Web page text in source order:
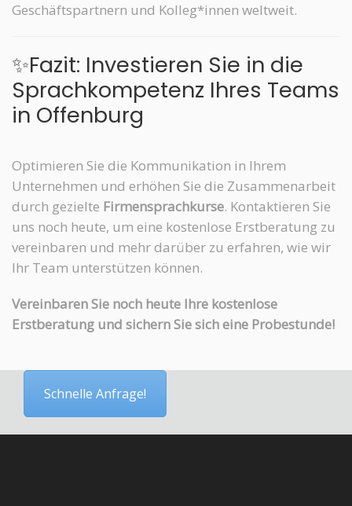
Geschäftspartnern und Kolleg*innen weltweit.
✨Fazit: Investieren Sie in die
Sprachkompetenz Ihres Teams
in Offenburg
Optimieren Sie die Kommunikation in Ihrem
Unternehmen und erhöhen Sie die Zusammenarbeit
durch gezielte Firmensprachkurse. Kontaktieren Sie
uns noch heute, um eine kostenlose Erstberatung zu
vereinbaren und mehr darüber zu erfahren, wie wir
Ihr Team unterstützen können.
Vereinbaren Sie noch heute Ihre kostenlose
Erstberatung und sichern Sie sich eine Probestunde!
Schnelle Anfrage!